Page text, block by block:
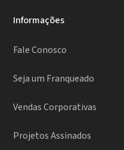
Informações
Fale Conosco
Seja um Franqueado
Vendas Corporativas
Projetos Assinados